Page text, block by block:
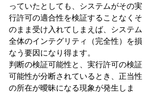
っていたとしても、システムがその実
行許可の適合性を検証することなくそ
のまま受け入れてしまえば、システム
全体のインテグリティ（完全性）を損
なう要因になり得ます。
判断の検証可能性と、実行許可の検証
可能性が分断されているとき、正当性
の所在が曖昧になる現象が発生しま